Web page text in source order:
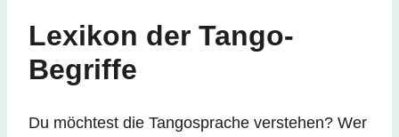
Lexikon der Tango-
Begriffe
Du möchtest die Tangosprache verstehen? Wer